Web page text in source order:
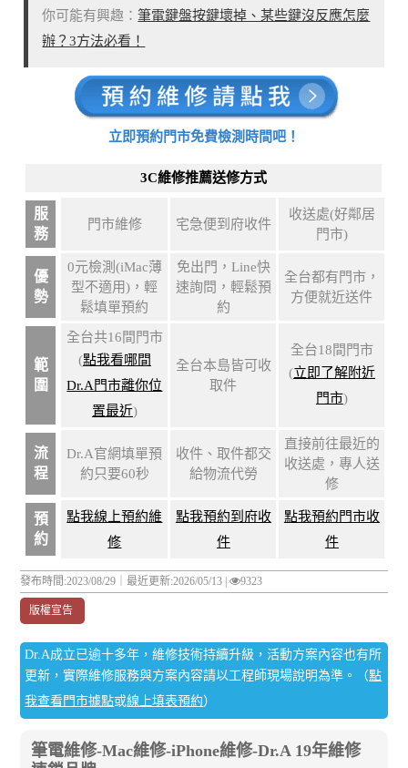
你可能有興趣：筆電鍵盤按鍵壞掉、某些鍵沒反應怎麼
辦？3方法必看！
立即預約門市免費檢測時間吧！
3C維修推薦送修方式
服
務
門市維修 宅急便到府收件
收送處(好鄰居
門市)
優
勢
0元檢測(iMac薄
型不適用)，輕
鬆填單預約
免出門，Line快
速詢問，輕鬆預
約
全台都有門市，
方便就近送件
範
圍
全台共16間門市
(點我看哪間
Dr.A門市離你位
置最近)
全台本島皆可收
取件
全台18間門市
(立即了解附近
門市)
流
程
Dr.A官網填單預
約只要60秒
收件、取件都交
給物流代勞
直接前往最近的
收送處，專人送
修
預
約
點我線上預約維
修
點我預約到府收
件
點我預約門市收
件
發布時間:2023/08/29｜最近更新:2026/05/13 | 9323
版權宣告
Dr.A成立已逾十多年，維修技術持續升級，活動方案內容也有所
更新，實際維修服務與方案內容請以工程師現場說明為準。（點
我查看門市據點或線上填表預約）
筆電維修-Mac維修-iPhone維修-Dr.A 19年維修